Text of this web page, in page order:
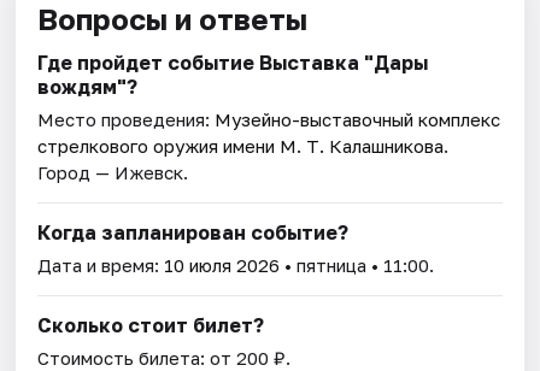
Вопросы и ответы
Где пройдет событие Выставка "Дары
вождям"?
Место проведения: Музейно-выставочный комплекс
стрелкового оружия имени М. Т. Калашникова.
Город — Ижевск.
Когда запланирован событие?
Дата и время: 10 июля 2026 • пятница • 11:00.
Сколько стоит билет?
Стоимость билета: от 200 ₽.